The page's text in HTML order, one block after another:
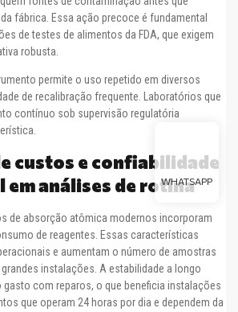
fábrica. Essa ação precoce é fundamental
de testes de alimentos da FDA, que exigem
robusta.
permite o uso repetido em diversos
de recalibração frequente. Laboratórios que
contínuo sob supervisão regulatória
custos e confiabilidade
em análises de rotina
de absorção atômica modernos incorporam
de reagentes. Essas características
e aumentam o número de amostras
instalações. A estabilidade a longo
com reparos, o que beneficia instalações
que operam 24 horas por dia e dependem da
WHATSAPP